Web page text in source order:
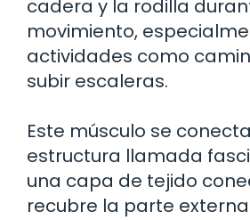
cadera y la rodilla
movimiento,
actividades como
subir escaleras.
Este músculo se
estructura llamada
una capa de tejido
recubre la parte